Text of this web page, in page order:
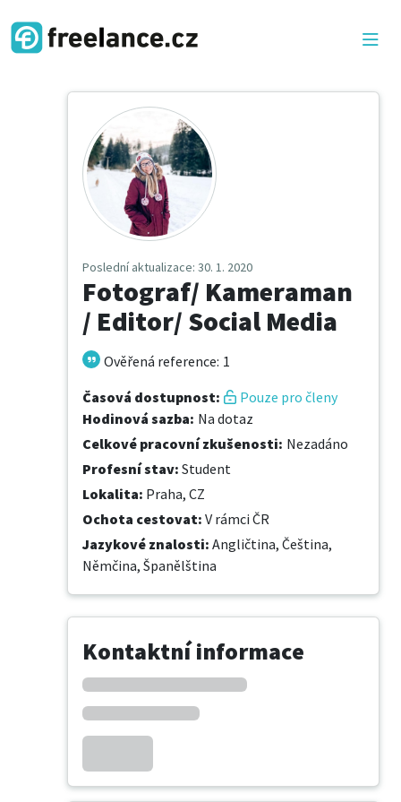
Poslední aktualizace: 30. 1. 2020
Fotograf/ Kameraman
/ Editor/ Social Media
Ověřená reference: 1
Časová dostupnost:
Pouze pro členy
Hodinová sazba: Na dotaz
Celkové pracovní zkušenosti: Nezadáno
Profesní stav: Student
Lokalita: Praha, CZ
Ochota cestovat: V rámci ČR
Jazykové znalosti: Angličtina, Čeština,
Němčina, Španělština
Kontaktní informace